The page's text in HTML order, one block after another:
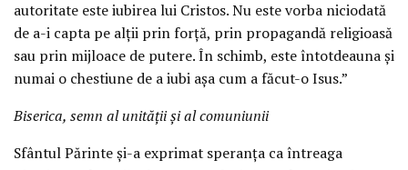
autoritate este iubirea lui Cristos. Nu este vorba niciodată
de a-i capta pe alții prin forță, prin propagandă religioasă
sau prin mijloace de putere. În schimb, este întotdeauna și
numai o chestiune de a iubi așa cum a făcut-o Isus.”
Biserica, semn al unității și al comuniunii
Sfântul Părinte și-a exprimat speranța ca întreaga